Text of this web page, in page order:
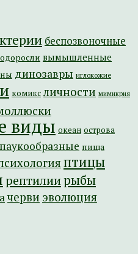
беспозвоночные
вымышленные
динозавры иглокожие
комикс личности мимикрия
виды океан острова
паукообразные пища
птицы
рептилиирыбы
черви эволюция